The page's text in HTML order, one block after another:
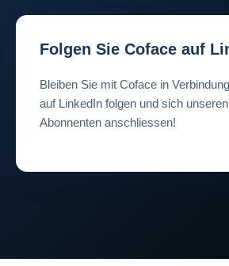
Folgen Sie Coface auf
Bleiben Sie mit Coface in
auf LinkedIn folgen und sich
Abonnenten anschliessen!